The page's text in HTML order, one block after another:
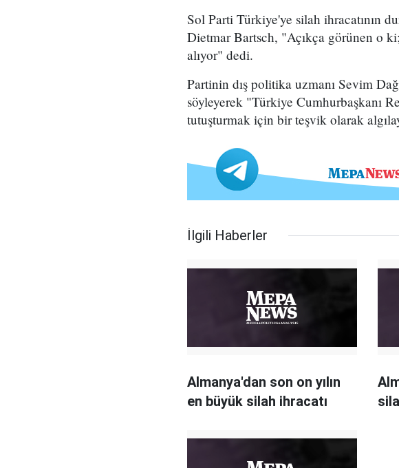
Sol Parti Türkiye'ye silah ihracatının
Dietmar Bartsch, "Açıkça görünen o
alıyor" dedi.
Partinin dış politika uzmanı Sevim
söyleyerek "Türkiye Cumhurbaşkanı
tutuşturmak için bir teşvik olarak
İlgili Haberler
Almanya'dan son on yılın
en büyük silah ihracatı